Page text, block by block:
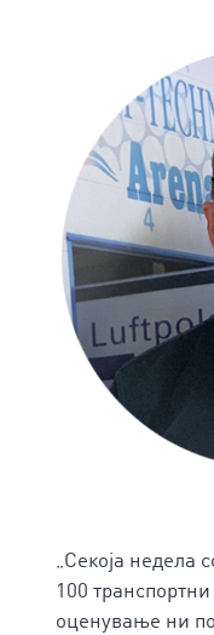
„Секоја недела
100
оценување ни